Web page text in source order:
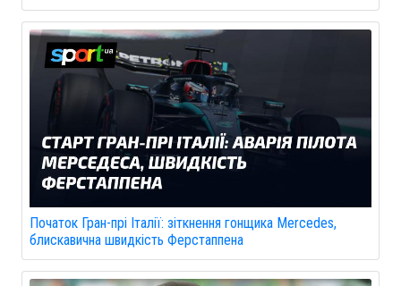
Початок Гран-прі Італії: зіткнення гонщика Mercedes,
блискавична швидкість Ферстаппена